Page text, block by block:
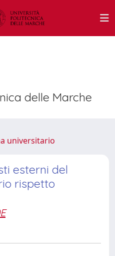
delle Marche
universitario
esterni del
rispetto